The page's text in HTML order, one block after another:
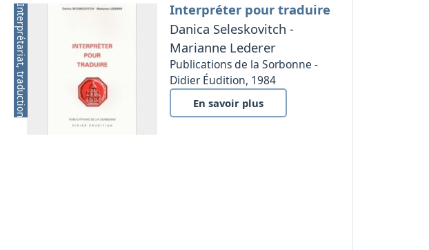
Interprétariat, traduction
Interpréter pour traduire
Danica Seleskovitch -
Marianne Lederer
Publications de la Sorbonne -
Didier Éudition, 1984
En savoir plus